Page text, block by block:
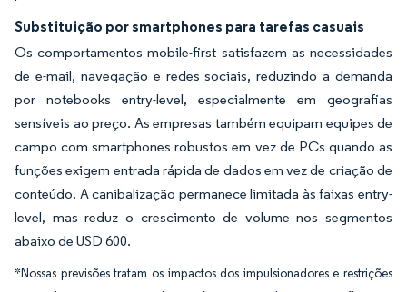
Substituição por smartphones para tarefas casuais
Os comportamentos mobile-first satisfazem as necessidades
de e-mail, navegação e redes sociais, reduzindo a demanda
por notebooks entry-level, especialmente em geografias
sensíveis ao preço. As empresas também equipam equipes de
campo com smartphones robustos em vez de PCs quando as
funções exigem entrada rápida de dados em vez de criação de
conteúdo. A canibalização permanece limitada às faixas entry-
level, mas reduz o crescimento de volume nos segmentos
abaixo de USD 600.
*Nossas previsões tratam os impactos dos impulsionadores e restrições